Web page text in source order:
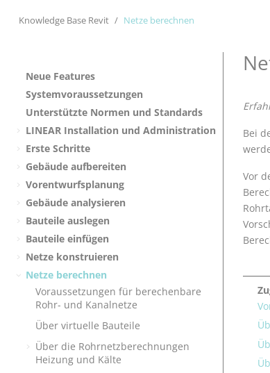
Knowledge Base Revit Netze berechnen
Neue Features
Systemvoraussetzungen
Unterstützte Normen und Standards
LINEAR Installation und Administration
Erste Schritte
Gebäude aufbereiten
Vorentwurfsplanung
Gebäude analysieren
Bauteile auslegen
Bauteile einfügen
Netze konstruieren
Netze berechnen
Voraussetzungen für berechenbare
Rohr- und Kanalnetze
Über virtuelle Bauteile
Über die Rohrnetzberechnungen
Heizung und Kälte
Bei
Vor